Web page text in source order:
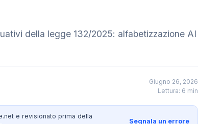
della legge 132/2025: alfabetizzazione AI
Giugno 26, 2026
Lettura: 6 min
e revisionato prima della
Segnala un errore